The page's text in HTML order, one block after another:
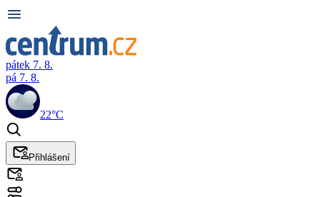
pátek 7. 8.
pá 7. 8.
22°C
Přihlášení